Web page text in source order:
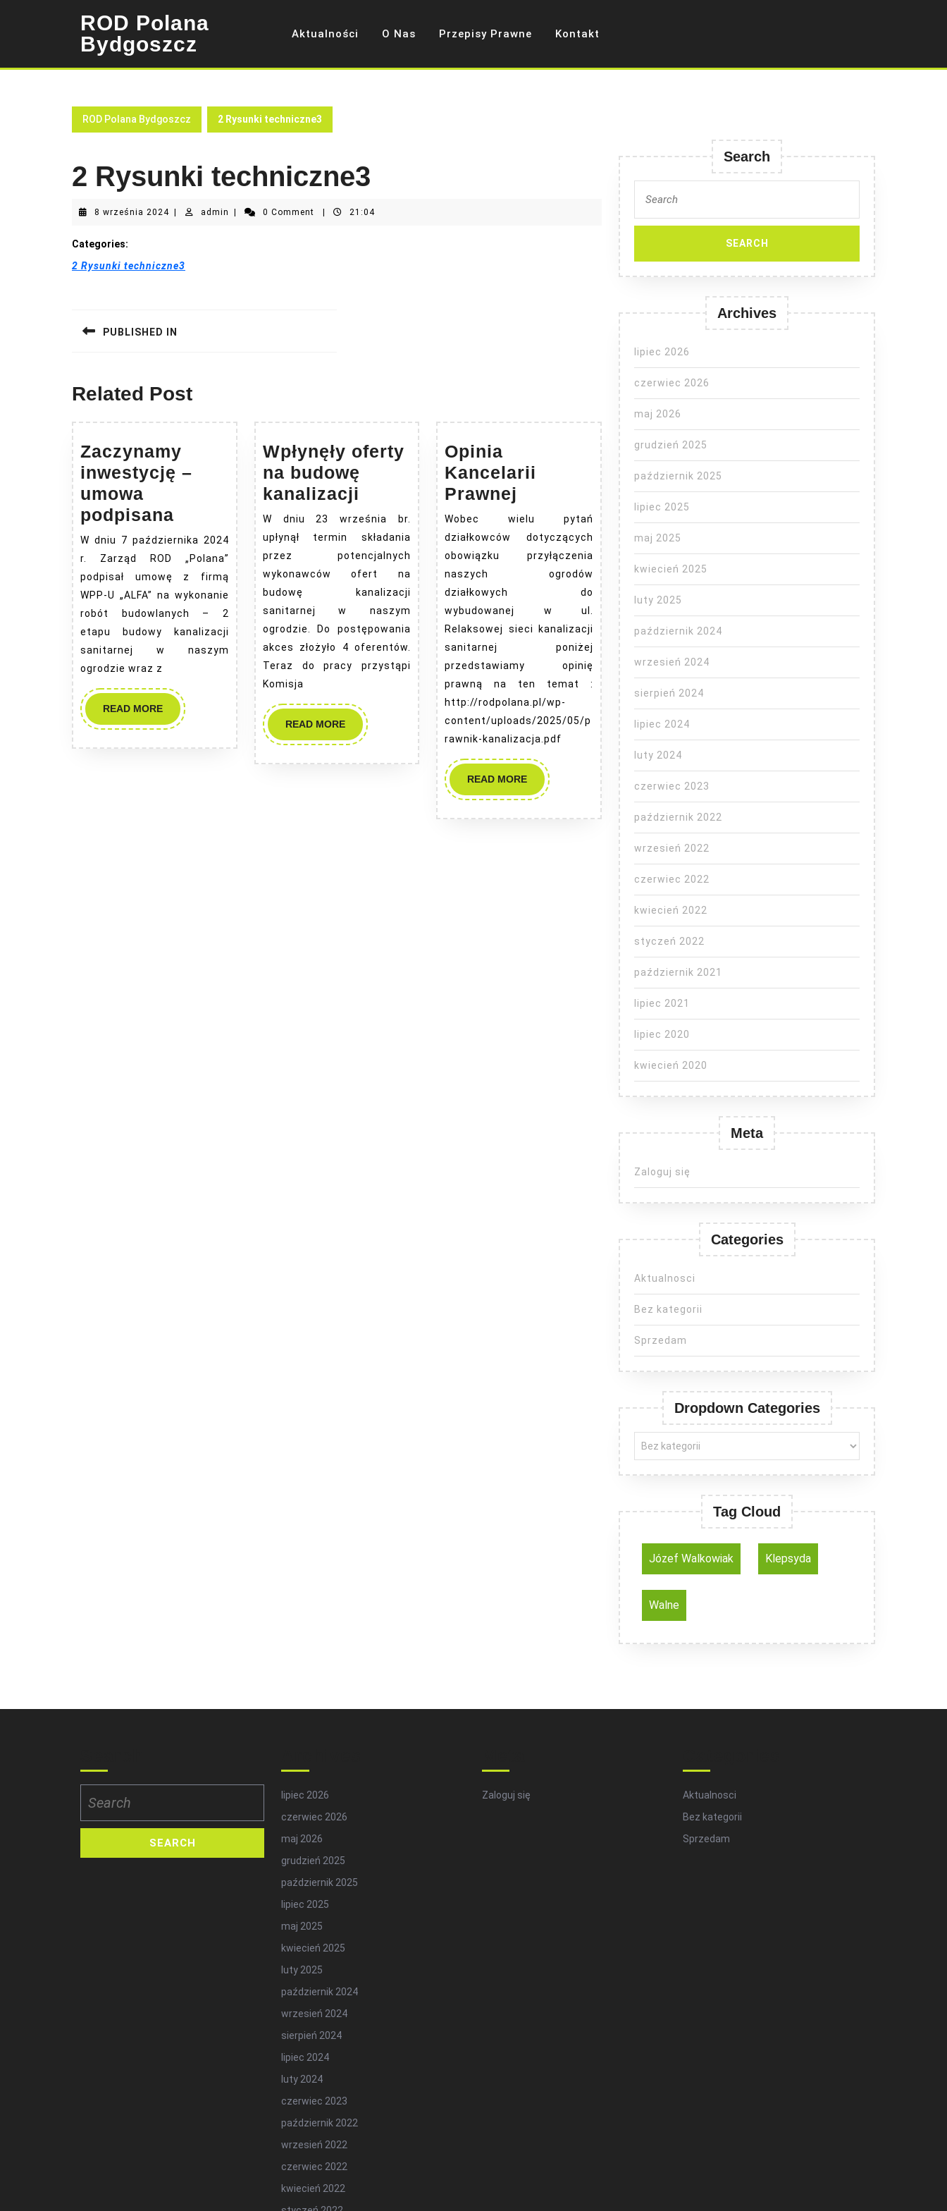
ROD Polana
Bydgoszcz
Aktualności O Nas Przepisy Prawne Kontakt
ROD Polana Bydgoszcz 2 Rysunki techniczne3
2 Rysunki techniczne3
8 września 20248
admin admin 0 Comment 21:04
Categories:
2 Rysunki techniczne3
wpisu
PUBLISHED IN
Related Post
Zaczynamy
inwestycję –
umowa
podpisana Zaczynamy
inwestycję
umowa
podpisana
W dniu 7 października 2024
r. Zarząd ROD „Polana”
podpisał umowę z firmą
WPP-U „ALFA” na wykonanie
robót budowlanych – 2
etapu budowy kanalizacji
sanitarnej w naszym
ogrodzie wraz z
READ MOREREAD
MORE
Wpłynęły oferty
na budowę
kanalizacji Wpłynęły
oferty
na
budowę
kanalizacji
W dniu 23 września br.
upłynął termin składania
przez potencjalnych
wykonawców ofert na
budowę kanalizacji
sanitarnej w naszym
ogrodzie. Do postępowania
akces złożyło 4 oferentów.
Teraz do pracy przystąpi
Komisja
READ MOREREAD
MORE
Opinia
Kancelarii
Prawnej
Kancelarii
Prawnej
Wobec wielu pytań
działkowców dotyczących
obowiązku przyłączenia
naszych ogrodów
działkowych do
wybudowanej w ul.
Relaksowej sieci kanalizacji
sanitarnej poniżej
przedstawiamy opinię
prawną na ten temat :
http://rodpolana.pl/wp-
content/uploads/2025/05/p
rawnik-kanalizacja.pdf
READ MOREREAD
MORE
Search
for:
Archives
lipiec 2026
czerwiec 2026
maj 2026
grudzień 2025
październik 2025
lipiec 2025
maj 2025
kwiecień 2025
luty 2025
październik 2024
wrzesień 2024
sierpień 2024
lipiec 2024
luty 2024
czerwiec 2023
październik 2022
wrzesień 2022
czerwiec 2022
kwiecień 2022
styczeń 2022
październik 2021
lipiec 2021
lipiec 2020
kwiecień 2020
Meta
Zaloguj się
Categories
Aktualnosci
Bez kategorii
Sprzedam
Dropdown Categories
Tag Cloud
Józef Walkowiak Klepsyda
Walne
for:
lipiec 2026
czerwiec 2026
maj 2026
grudzień 2025
październik 2025
lipiec 2025
maj 2025
kwiecień 2025
luty 2025
październik 2024
wrzesień 2024
sierpień 2024
lipiec 2024
luty 2024
czerwiec 2023
październik 2022
wrzesień 2022
czerwiec 2022
kwiecień 2022
Zaloguj się
Aktualnosci
Bez kategorii
Sprzedam